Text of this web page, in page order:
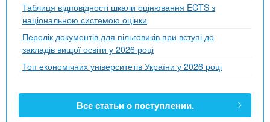
Таблиця відповідності шкали оцінювання ECTS з
національною системою оцінки
Перелік документів для пільговиків при вступі до
закладів вищої освіти у 2026 році
Топ економічних університетів України у 2026 році
Все статьи о поступлении.